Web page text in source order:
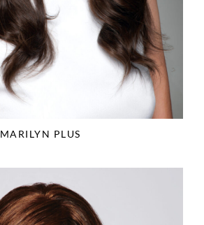
MARILYN PLUS